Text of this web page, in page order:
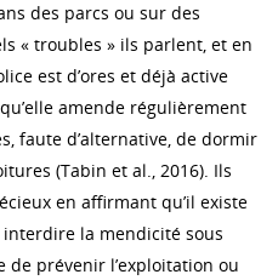
des parcs ou sur des
« troubles » ils parlent, et en
est d’ores et déjà active
amende régulièrement
faute d’alternative, de dormir
(Tabin et al., 2016). Ils
en affirmant qu’il existe
la mendicité sous
de prévenir l’exploitation ou